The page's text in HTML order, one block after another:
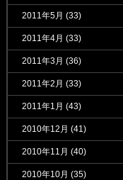
2011年5月 (33)
2011年4月 (33)
2011年3月 (36)
2011年2月 (33)
2011年1月 (43)
2010年12月 (41)
2010年11月 (40)
2010年10月 (35)